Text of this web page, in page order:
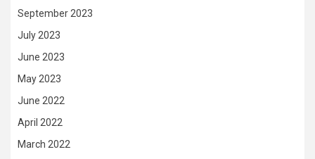
September 2023
July 2023
June 2023
May 2023
June 2022
April 2022
March 2022